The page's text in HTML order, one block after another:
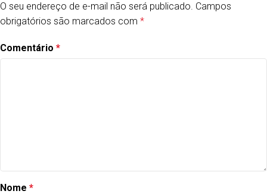
O seu endereço de e-mail não será publicado. Campos
obrigatórios são marcados com *
Comentário *
Nome *